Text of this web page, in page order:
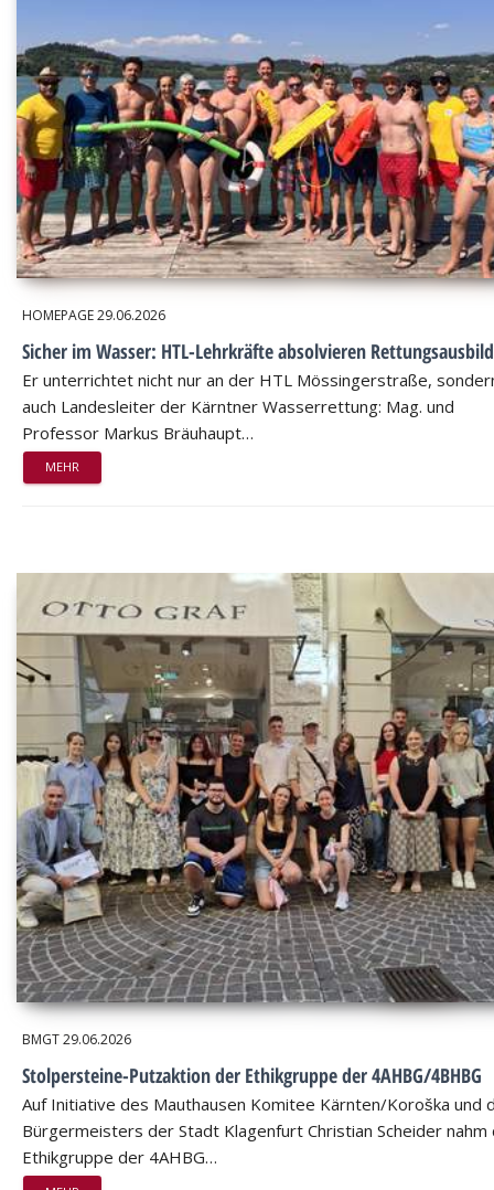
HOMEPAGE29.06.2026
Sicher im Wasser: HTL-Lehrkräfte absolvieren
Er unterrichtet nicht nur an der HTL Mössingerstraße,
auch Landesleiter der Kärntner Wasserrettung: Mag. und
Professor Markus Bräuhaupt…
MEHR
BMGT29.06.2026
Stolpersteine-Putzaktion der Ethikgruppe der 4AHBG/4BHBG
Auf Initiative des Mauthausen Komitee Kärnten/Koroška und
Bürgermeisters der Stadt Klagenfurt Christian Scheider nahm
Ethikgruppe der 4AHBG…